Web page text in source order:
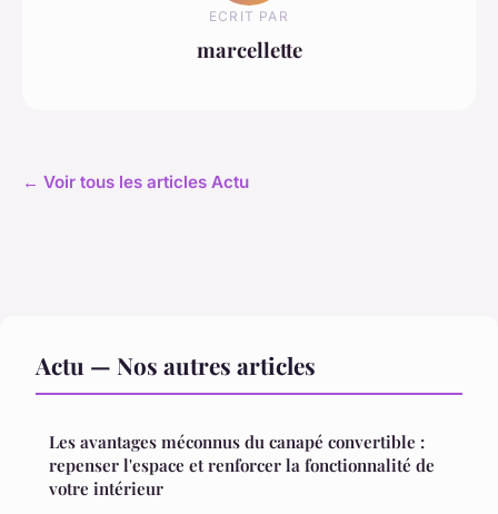
ECRIT PAR
marcellette
← Voir tous les articles Actu
Actu — Nos autres articles
Les avantages méconnus du canapé convertible :
repenser l'espace et renforcer la fonctionnalité de
votre intérieur